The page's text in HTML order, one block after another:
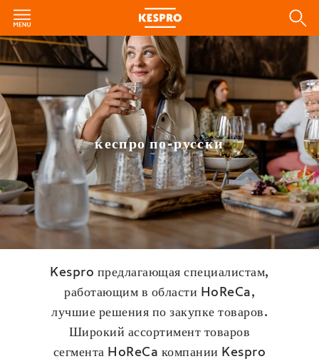
кеспро по-русски
Kespro предлагающая специалистам,
работающим в области HoReCa,
лучшие решения по закупке товаров.
Широкий ассортимент товаров
сегмента HoReCa компании Kespro